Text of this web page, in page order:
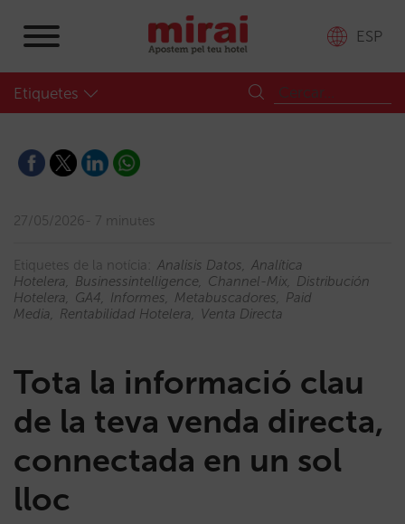
ESP
Etiquetes
27/05/2026 7 minutes
Etiquetes de la notícia: Analisis Datos
Analítica
Hotelera
Businessintelligence Channel-Mix
Distribución
Hotelera
GA4 Informes Metabuscadores
Paid
Media
Rentabilidad Hotelera Venta Directa
Tota la informació clau
de la teva venda directa,
connectada en un sol
lloc